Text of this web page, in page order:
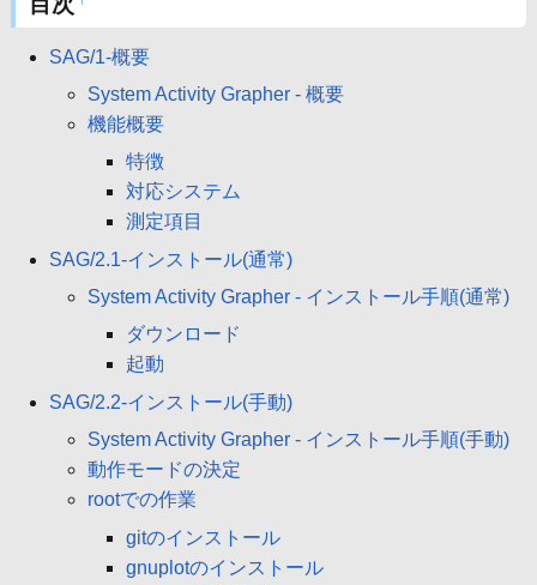
SAG/1-概要
System Activity Grapher - 概要
機能概要
特徴
対応システム
測定項目
SAG/2.1-インストール(通常)
System Activity Grapher - インストール手順(通常)
ダウンロード
起動
SAG/2.2-インストール(手動)
System Activity Grapher - インストール手順(手動)
動作モードの決定
rootでの作業
gitのインストール
gnuplotのインストール